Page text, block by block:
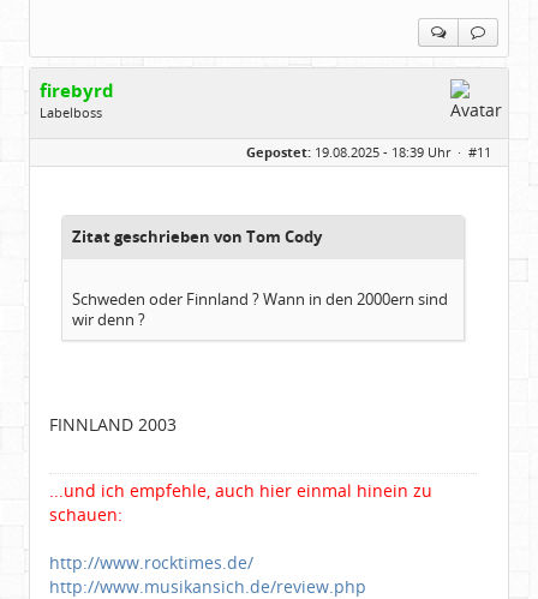
firebyrd
Labelboss
Geschlecht:
keine Angabe
Hausgeburt (Ausgeburt?)
Beiträge:
48860
Gepostet: 19.08.2025 - 18:39 Uhr · #11
Zitat geschrieben von Tom Cody
Schweden oder Finnland ? Wann in den 2000ern sind
wir denn ?
FINNLAND 2003
...und ich empfehle, auch hier einmal hinein zu
schauen:
http://www.rocktimes.de/
http://www.musikansich.de/review.php